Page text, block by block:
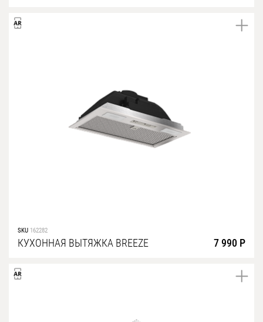
SKU 162282
КУХОННАЯ ВЫТЯЖКА BREEZE 7 990 Р